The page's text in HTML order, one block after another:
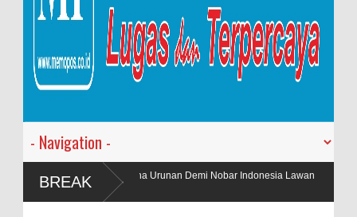
BREAK
Taruna Urunan Demi Nobar Indonesia Lawan
PT. Harmoni Dua